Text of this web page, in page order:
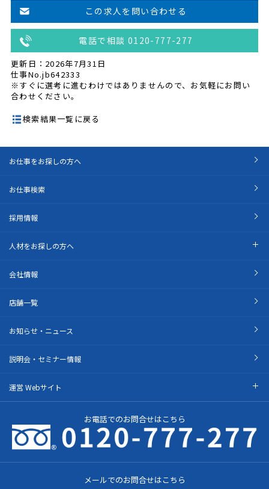
この求人を問い合わせる
電話で相談 0120-777-277
更新日：2026年7月31日
仕事No.jb642333
※すぐに選考に進むわけではありませんので、お気軽にお問い
合わせください。
検索結果一覧に戻る
お仕事をお探しの方へ
お仕事検索
採用情報
人材をお探しの方へ
会社情報
店舗一覧
お知らせ・ニュース
説明会・セミナー情報
運営 Webサイト
お電話でのお問合せはこちら
メールでのお問合せはこちら